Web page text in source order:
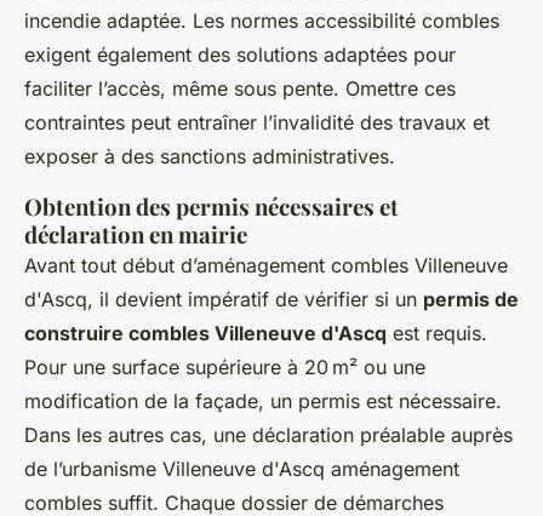
incendie adaptée. Les normes accessibilité combles
exigent également des solutions adaptées pour
faciliter l’accès, même sous pente. Omettre ces
contraintes peut entraîner l’invalidité des travaux et
exposer à des sanctions administratives.
Obtention des permis nécessaires et
déclaration en mairie
Avant tout début d’aménagement combles Villeneuve
d'Ascq, il devient impératif de vérifier si un permis de
construire combles Villeneuve d'Ascq est requis.
Pour une surface supérieure à 20 m² ou une
modification de la façade, un permis est nécessaire.
Dans les autres cas, une déclaration préalable auprès
de l’urbanisme Villeneuve d'Ascq aménagement
combles suffit. Chaque dossier de démarches